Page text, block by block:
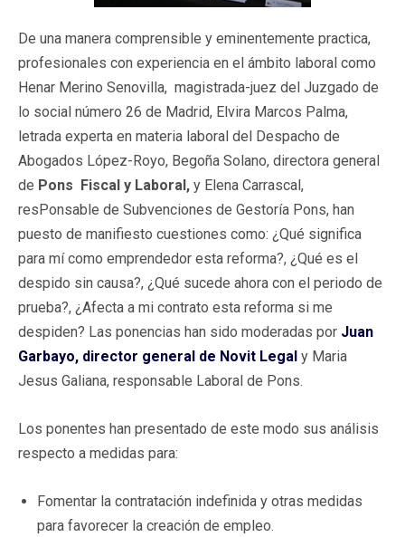
De una manera comprensible y eminentemente practica,
profesionales con experiencia en el ámbito laboral como
Henar Merino Senovilla, magistrada-juez del Juzgado de
lo social número 26 de Madrid, Elvira Marcos Palma,
letrada experta en materia laboral del Despacho de
Abogados López-Royo, Begoña Solano, directora general
de Pons Fiscal y Laboral, y Elena Carrascal,
resPonsable de Subvenciones de Gestoría Pons, han
puesto de manifiesto cuestiones como: ¿Qué significa
para mí como emprendedor esta reforma?, ¿Qué es el
despido sin causa?, ¿Qué sucede ahora con el periodo de
prueba?, ¿Afecta a mi contrato esta reforma si me
despiden? Las ponencias han sido moderadas por Juan
Garbayo, director general de Novit Legal y Maria
Jesus Galiana, responsable Laboral de Pons.
Los ponentes han presentado de este modo sus análisis
respecto a medidas para:
Fomentar la contratación indefinida y otras medidas
para favorecer la creación de empleo.